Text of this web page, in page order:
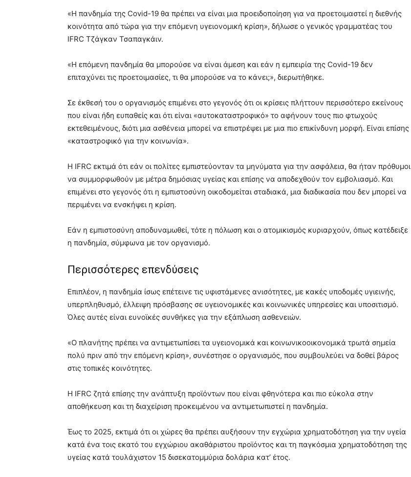
«Η πανδημία της Covid-19 θα πρέπει να είναι μια προειδοποίηση για να προετοιμαστεί η διεθνής
κοινότητα από τώρα για την επόμενη υγειονομική κρίση», δήλωσε ο γενικός γραμματέας του
IFRC Τζάγκαν Τσαπαγκάιν.
«Η επόμενη πανδημία θα μπορούσε να είναι άμεση και εάν η εμπειρία της Covid-19 δεν
επιταχύνει τις προετοιμασίες, τι θα μπορούσε να το κάνει;», διερωτήθηκε.
Σε έκθεσή του ο οργανισμός επιμένει στο γεγονός ότι οι κρίσεις πλήττουν περισσότερο εκείνους
που είναι ήδη ευπαθείς και ότι είναι «αυτοκαταστροφικό» το αφήνουν τους πιο φτωχούς
εκτεθειμένους, διότι μια ασθένεια μπορεί να επιστρέψει με μια πιο επικίνδυνη μορφή. Είναι επίσης
«καταστροφικό για την κοινωνία».
Η IFRC εκτιμά ότι εάν οι πολίτες εμπιστεύονταν τα μηνύματα για την ασφάλεια, θα ήταν πρόθυμοι
να συμμορφωθούν με μέτρα δημόσιας υγείας και επίσης να αποδεχθούν τον εμβολιασμό. Και
επιμένει στο γεγονός ότι η εμπιστοσύνη οικοδομείται σταδιακά, μια διαδικασία που δεν μπορεί να
περιμένει να ενσκήψει η κρίση.
Εάν η εμπιστοσύνη αποδυναμωθεί, τότε η πόλωση και ο ατομικισμός κυριαρχούν, όπως κατέδειξε
η πανδημία, σύμφωνα με τον οργανισμό.
Περισσότερες επενδύσεις
Επιπλέον, η πανδημία ίσως επέτεινε τις υφιστάμενες ανισότητες, με κακές υποδομές υγιεινής,
υπερπληθυσμό, έλλειψη πρόσβασης σε υγειονομικές και κοινωνικές υπηρεσίες και υποσιτισμό.
Όλες αυτές είναι ευνοϊκές συνθήκες για την εξάπλωση ασθενειών.
«Ο πλανήτης πρέπει να αντιμετωπίσει τα υγειονομικά και κοινωνικοοικονομικά τρωτά σημεία
πολύ πριν από την επόμενη κρίση», συνέστησε ο οργανισμός, που συμβουλεύει να δοθεί βάρος
στις τοπικές κοινότητες.
Η IFRC ζητά επίσης την ανάπτυξη προϊόντων που είναι φθηνότερα και πιο εύκολα στην
αποθήκευση και τη διαχείριση προκειμένου να αντιμετωπιστεί η πανδημία.
Έως το 2025, εκτιμά ότι οι χώρες θα πρέπει αυξήσουν την εγχώρια χρηματοδότηση για την υγεία
κατά ένα τοις εκατό του εγχώριου ακαθάριστου προϊόντος και τη παγκόσμια χρηματοδότηση της
υγείας κατά τουλάχιστον 15 δισεκατομμύρια δολάρια κατ’ έτος.